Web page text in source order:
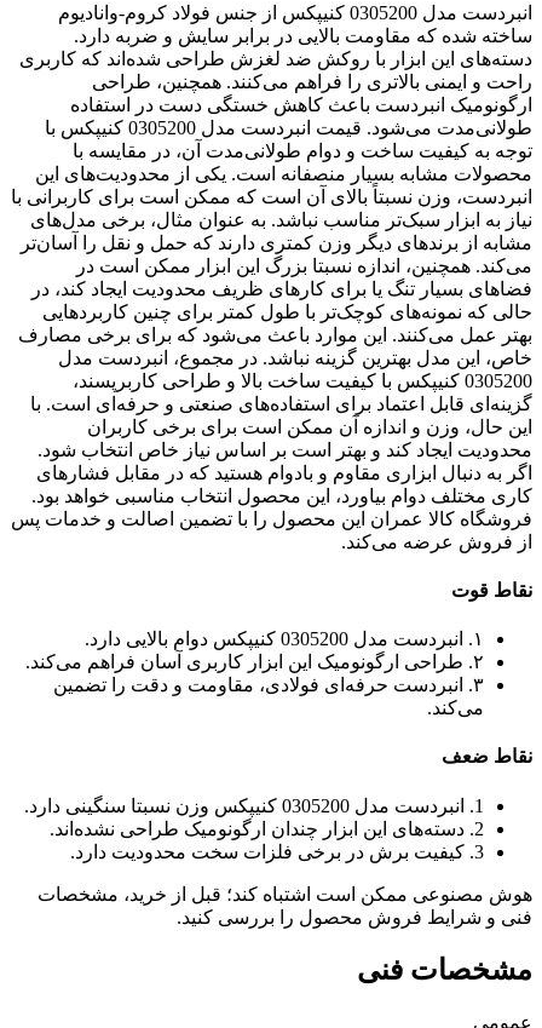
انبردست مدل 0305200 کنیپکس از جنس فولاد کروم-وانادیوم
ساخته شده که مقاومت بالایی در برابر سایش و ضربه دارد.
دسته‌های این ابزار با روکش ضد لغزش طراحی شده‌اند که کاربری
راحت و ایمنی بالاتری را فراهم می‌کنند. همچنین، طراحی
ارگونومیک انبردست باعث کاهش خستگی دست در استفاده
طولانی‌مدت می‌شود. قیمت انبردست مدل 0305200 کنیپکس با
توجه به کیفیت ساخت و دوام طولانی‌مدت آن، در مقایسه با
محصولات مشابه بسیار منصفانه است. یکی از محدودیت‌های این
انبردست، وزن نسبتاً بالای آن است که ممکن است برای کاربرانی با
نیاز به ابزار سبک‌تر مناسب نباشد. به عنوان مثال، برخی مدل‌های
مشابه از برندهای دیگر وزن کمتری دارند که حمل و نقل را آسان‌تر
می‌کند. همچنین، اندازه نسبتا بزرگ این ابزار ممکن است در
فضاهای بسیار تنگ یا برای کارهای ظریف محدودیت ایجاد کند، در
حالی که نمونه‌های کوچک‌تر با طول کمتر برای چنین کاربردهایی
بهتر عمل می‌کنند. این موارد باعث می‌شود که برای برخی مصارف
خاص، این مدل بهترین گزینه نباشد. در مجموع، انبردست مدل
0305200 کنیپکس با کیفیت ساخت بالا و طراحی کاربرپسند،
گزینه‌ای قابل اعتماد برای استفاده‌های صنعتی و حرفه‌ای است. با
این حال، وزن و اندازه آن ممکن است برای برخی کاربران
محدودیت ایجاد کند و بهتر است بر اساس نیاز خاص انتخاب شود.
اگر به دنبال ابزاری مقاوم و بادوام هستید که در مقابل فشارهای
کاری مختلف دوام بیاورد، این محصول انتخاب مناسبی خواهد بود.
فروشگاه کالا عمران این محصول را با تضمین اصالت و خدمات پس
از فروش عرضه می‌کند.
نقاط قوت
۱. انبردست مدل 0305200 کنیپکس دوام بالایی دارد.
۲. طراحی ارگونومیک این ابزار کاربری آسان فراهم می‌کند.
۳. انبردست حرفه‌ای فولادی، مقاومت و دقت را تضمین
می‌کند.
نقاط ضعف
1. انبردست مدل 0305200 کنیپکس وزن نسبتا سنگینی دارد.
2. دسته‌های این ابزار چندان ارگونومیک طراحی نشده‌اند.
3. کیفیت برش در برخی فلزات سخت محدودیت دارد.
هوش مصنوعی ممکن است اشتباه کند؛ قبل از خرید، مشخصات
فنی و شرایط فروش محصول را بررسی کنید.
مشخصات فنی
عمومی